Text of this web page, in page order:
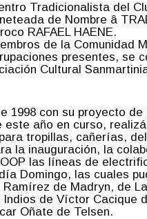
Tradicionalista del
de Nombre â
RAFAEL HAENE.
de la Comunidad
presentes, se
Cultural
1998 con su proyecto de
año en curso,
tropillas, cañerías,
la inauguración, la
las líneas de
Domingo, las cuales
de Madryn, de
de Víctor Cacique
Oñate de Telsen.